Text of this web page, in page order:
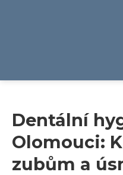
Dentální
Olomouci:
zubům a